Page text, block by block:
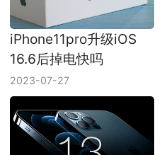
iPhone11pro升级iOS
16.6后掉电快吗
2023-07-27